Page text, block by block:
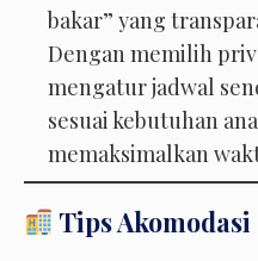
bakar” yang
Dengan memilih
mengatur jadwal
sesuai kebutuhan
memaksimalkan
Tips